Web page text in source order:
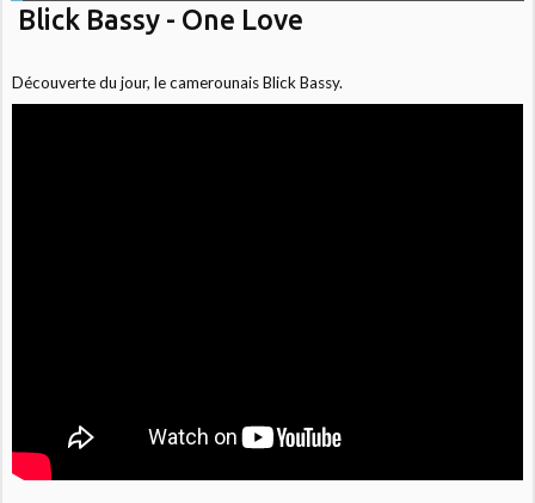
Blick Bassy - One Love
Découverte du jour, le camerounais Blick Bassy.